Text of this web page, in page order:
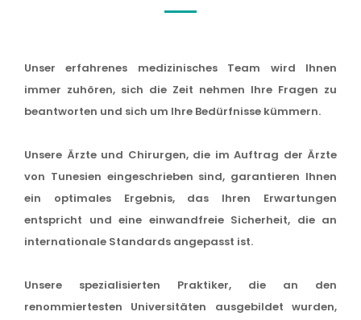
Unser erfahrenes medizinisches Team wird Ihnen
immer zuhören, sich die Zeit nehmen Ihre Fragen zu
beantworten und sich um Ihre Bedürfnisse kümmern.
Unsere Ärzte und Chirurgen, die im Auftrag der Ärzte
von Tunesien eingeschrieben sind, garantieren Ihnen
ein optimales Ergebnis, das Ihren Erwartungen
entspricht und eine einwandfreie Sicherheit, die an
internationale Standards angepasst ist.
Unsere spezialisierten Praktiker, die an den
renommiertesten Universitäten ausgebildet wurden,